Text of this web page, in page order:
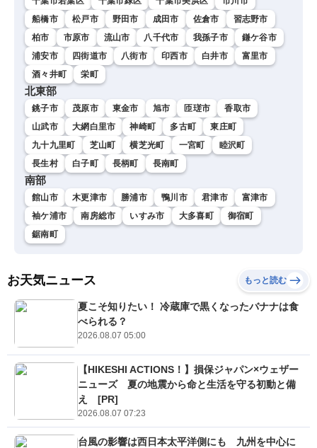
船橋市
松戸市 野田市 成田市 佐倉市
習志野市
柏市
市原市 流山市 八千代市 我孫子市
鎌ケ谷市
浦安市
四街道市 八街市 印西市 白井市
富里市
酒々井町
栄町
北東部
銚子市 茂原市 東金市 旭市 匝瑳市
香取市
山武市
大網白里市 神崎町 多古町
東庄町
九十九里町
芝山町 横芝光町 一宮町
睦沢町
長生村
白子町 長柄町 長南町
南部
館山市 木更津市 勝浦市 鴨川市 君津市
富津市
袖ケ浦市
南房総市 いすみ市 大多喜町
御宿町
鋸南町
お天気ニュース もっと読む
夏こそ知りたい！ 冷蔵庫で黒くなったバナナは食
べられる？
2026.08.07 05:00
【HIKESHI ACTIONS！】損保ジャパン×ウェザー
ニューズ 夏の地震から命と生活を守る初動と備
え [PR]
2026.08.07 07:23
台風の影響は西日本太平洋側にも 九州を中心に